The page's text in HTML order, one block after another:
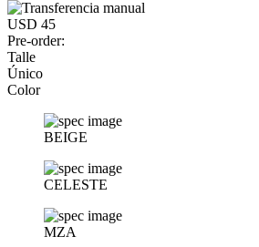
USD 45
Pre-order:
Talle
Único
Color
BEIGE
CELESTE
MZA